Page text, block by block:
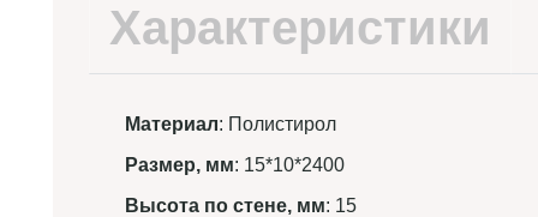
Характеристики
Материал: Полистирол
Размер, мм: 15*10*2400
Высота по стене, мм: 15